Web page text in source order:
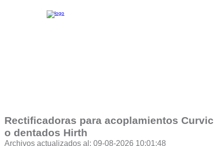
Rectificadoras para acoplamientos Curvic
o dentados Hirth
Archivos actualizados al: 09-08-2026 10:01:48